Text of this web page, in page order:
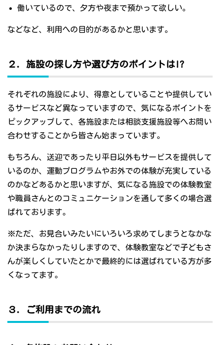
働いているので、夕方や夜まで預かって欲しい。
などなど、利用への目的があるかと思います。
２．施設の探し方や選び方のポイントは!?
それぞれの施設により、得意としていることや提供してい
るサービスなど異なっていますので、気になるポイントを
ピックアップして、各施設または相談支援施設等へお問い
合わせすることから皆さん始まっています。
もちろん、送迎であったり平日以外もサービスを提供して
いるのか、運動プログラムやお外での体験が充実している
のかなどあるかと思いますが、気になる施設での体験教室
や職員さんとのコミュニケーションを通して多くの場合選
ばれております。
※ただ、お見合いみたいにいろいろ求めてしまうとなかな
か決まらなかったりしますので、体験教室などで子どもさ
んが楽しくしていたとかで最終的には選ばれている方が多
くなってます。
３．ご利用までの流れ